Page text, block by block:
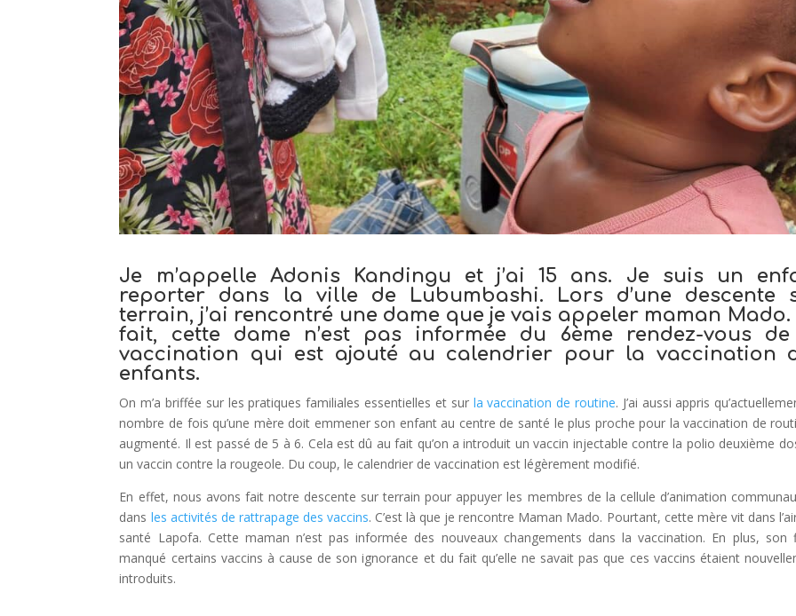
Je m’appelle Adonis Kandingu et j’ai 15 ans. Je suis un
reporter dans la ville de Lubumbashi. Lors d’une descente
terrain, j’ai rencontré une dame que je vais appeler maman Mado.
fait, cette dame n’est pas informée du 6ème rendez-vous
vaccination qui est ajouté au calendrier pour la vaccination
enfants.
On m’a briffée sur les pratiques familiales essentielles et sur la vaccination de routine. J’ai aussi appris
nombre de fois qu’une mère doit emmener son enfant au centre de santé le plus proche pour la vaccination de
augmenté. Il est passé de 5 à 6. Cela est dû au fait qu’on a introduit un vaccin injectable contre la polio deuxième
un vaccin contre la rougeole. Du coup, le calendrier de vaccination est légèrement modifié.
En effet, nous avons fait notre descente sur terrain pour appuyer les membres de la cellule d’animation
dans les activités de rattrapage des vaccins. C’est là que je rencontre Maman Mado. Pourtant, cette mère vit dans
santé Lapofa. Cette maman n’est pas informée des nouveaux changements dans la vaccination. En plus, son
manqué certains vaccins à cause de son ignorance et du fait qu’elle ne savait pas que ces vaccins étaient
introduits.